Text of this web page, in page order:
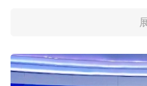
从中国空调热销欧洲，
二季度中国清洁能源建